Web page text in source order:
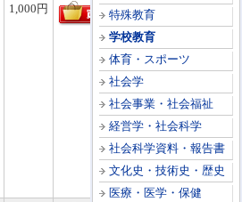
特殊教育
学校教育
体育・スポーツ
社会学
社会事業・社会福祉
経営学・社会科学
社会科学資料・報告書
文化史・技術史・歴史
医療・医学・保健
1,000円